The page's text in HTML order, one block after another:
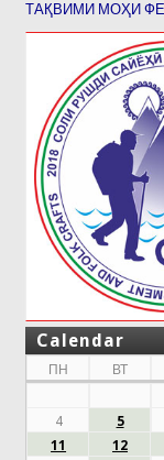
ТАҚВИМИ МОҲИ
Calendar
ПН ВТ
4
5
11
12